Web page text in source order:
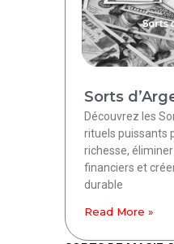
Sorts
Découvrez les
rituels puissants
richesse,
financiers et
durable
Read More »